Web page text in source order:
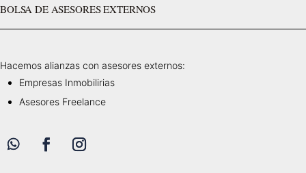
BOLSA DE ASESORES EXTERNOS
Hacemos alianzas con asesores externos:
Empresas Inmobilirias
Asesores Freelance